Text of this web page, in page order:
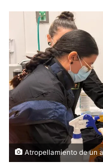
Atropellamiento de un